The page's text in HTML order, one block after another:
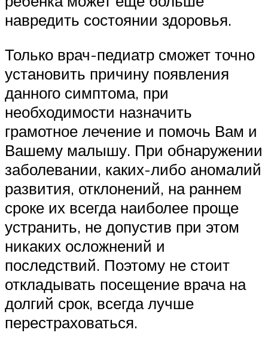
навредить состоянии здоровья.
Только врач-педиатр сможет точно
установить причину появления
данного симптома, при
необходимости назначить
грамотное лечение и помочь Вам и
Вашему малышу. При обнаружении
заболевании, каких-либо аномалий
развития, отклонений, на раннем
сроке их всегда наиболее проще
устранить, не допустив при этом
никаких осложнений и
последствий. Поэтому не стоит
откладывать посещение врача на
долгий срок, всегда лучше
перестраховаться.